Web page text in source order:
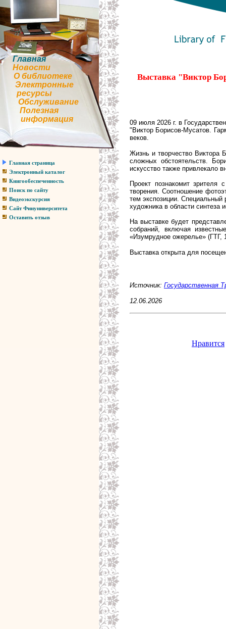
Главная
Новости
О библиотеке
Электронные
ресурсы
Обслуживание
Полезная
информация
Главная страница
Электронный каталог
Книгообеспеченность
Поиск по сайту
Видеоэкскурсия
Сайт Финуниверситета
Оставить отзыв
Выставка "Виктор
09 июля 2026 г. в
"Виктор Борисов-Мусатов.
веков.
Жизнь и творчество Виктора
сложных обстоятельств.
искусство также привлекало
Проект познакомит
творения. Соотношение
тем экспозиции. Специальный
художника в области синтеза
На выставке будет
собраний, включая
«Изумрудное ожерелье» (ГТГ,
Выставка открыта для
Источник: Государственная
12.06.2026
Нравится